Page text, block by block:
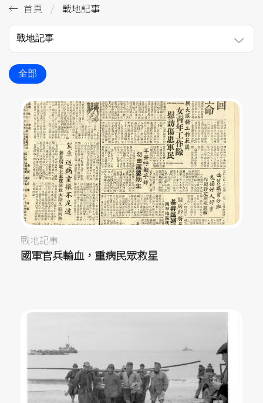
首頁 戰地記事
戰地記事
全部
戰地記事
國軍官兵輸血，重病民眾救星